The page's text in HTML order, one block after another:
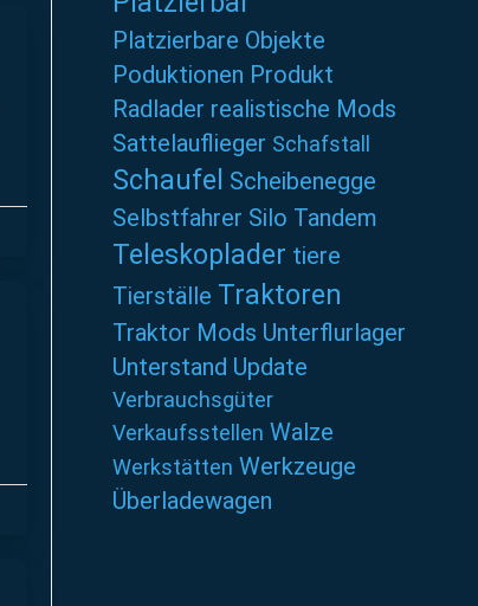
Platzierbare Objekte
Poduktionen Produkt
Radlader realistische Mods
Sattelauflieger Schafstall
Schaufel Scheibenegge
Selbstfahrer Silo Tandem
Teleskoplader tiere
Tierställe Traktoren
Traktor Mods Unterflurlager
Unterstand Update
Verbrauchsgüter
Verkaufsstellen Walze
Werkstätten Werkzeuge
Überladewagen